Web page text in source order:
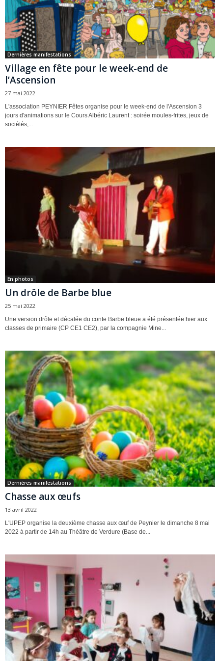
Dernières manifestations
Village en fête pour le week-end de
l’Ascension
27 mai 2022
L'association PEYNIER Fêtes organise pour le week-end de l'Ascension 3
jours d'animations sur le Cours Albéric Laurent : soirée moules-frites, jeux de
sociétés,...
En photos
Un drôle de Barbe blue
25 mai 2022
Une version drôle et décalée du conte Barbe bleue a été présentée hier aux
classes de primaire (CP CE1 CE2), par la compagnie Mine...
Dernières manifestations
Chasse aux œufs
13 avril 2022
L'UPEP organise la deuxième chasse aux œuf de Peynier le dimanche 8 mai
2022 à partir de 14h au Théâtre de Verdure (Base de...